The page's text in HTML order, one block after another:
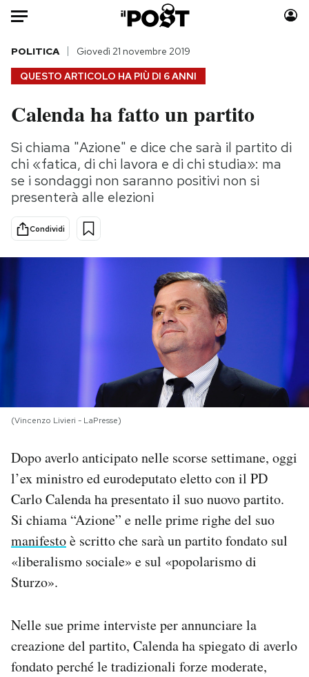
Auto
HOME
Italia
Politica
Tecnologia
Internet
Scienza
Cultura
Economia
Moda
Consumismi
Storie/Idee
Altrecose
Mondiali calcio 2026
SHOP
CALENDARIO
AREA PERSONALE
Notifiche mobile
Regala il Post
Hai bisogno di aiuto?
QUESTO ARTICOLO HA PIÙ DI 6 ANNI
POLITICA Giovedì 21 novembre 2019
Calenda ha fatto un partito
Si chiama "Azione" e dice che sarà il partito di
chi «fatica, di chi lavora e di chi studia»: ma
se i sondaggi non saranno positivi non si
presenterà alle elezioni
Condividi
(Vincenzo Livieri - LaPresse)
Dopo averlo anticipato nelle scorse settimane, oggi
l’ex ministro ed eurodeputato eletto con il PD
Carlo Calenda ha presentato il suo nuovo partito.
Si chiama “Azione” e nelle prime righe del suo
manifestoè scritto che sarà un partito fondato sul
«liberalismo sociale» e sul «popolarismo di
Sturzo».
Nelle sue prime interviste per annunciare la
creazione del partito, Calenda ha spiegato di averlo
fondato perché le tradizionali forze moderate,